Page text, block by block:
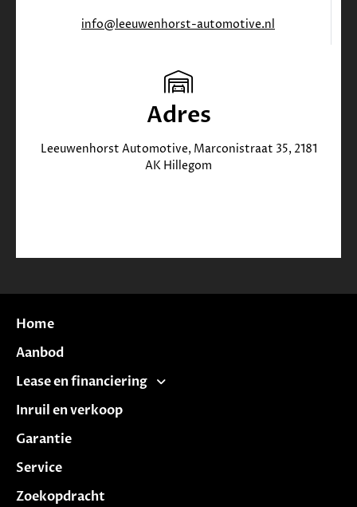
info@leeuwenhorst-automotive.nl
Adres
Leeuwenhorst Automotive, Marconistraat 35, 2181
AK Hillegom
Home
Aanbod
Lease en financiering
Inruil en verkoop
Garantie
Service
Zoekopdracht